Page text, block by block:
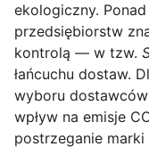
ekologiczny.
przedsiębiorstw
kontrolą — w tzw.
łańcuchu dostaw.
wyboru
wpływ na emisje
postrzeganie